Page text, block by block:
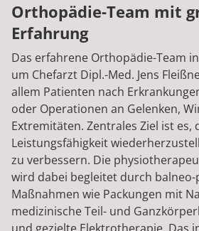
Orthopädie-Team mit
Erfahrung
Das erfahrene Orthopädie-Team
um Chefarzt Dipl.-Med. Jens
allem Patienten nach
oder Operationen an Gelenken,
Extremitäten. Zentrales Ziel ist es,
Leistungsfähigkeit
zu verbessern. Die
wird dabei begleitet durch balneo-
Maßnahmen wie Packungen mit
medizinische Teil- und